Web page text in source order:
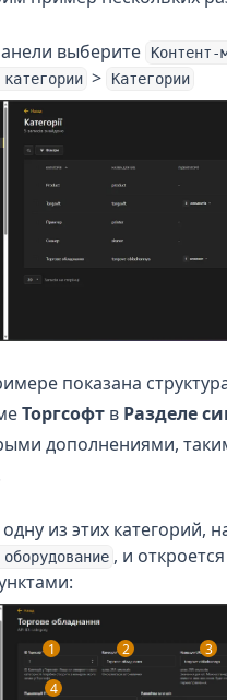
выберите Контент-
> Категории
показана
Торгсофт в Разделе
дополнениями,
из этих категорий,
, и
1 2 3
4